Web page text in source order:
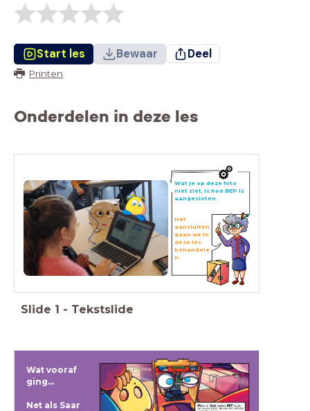
Start les Bewaar Deel
Printen
Onderdelen in deze les
Wat je op deze foto
niet ziet, is hoe BEP is
aangesloten.
Het
aansluiten
gaan we in
deze les
behandele
n.
Slide 1 - Tekstslide
Wat vooraf
ging...
Net als Saar